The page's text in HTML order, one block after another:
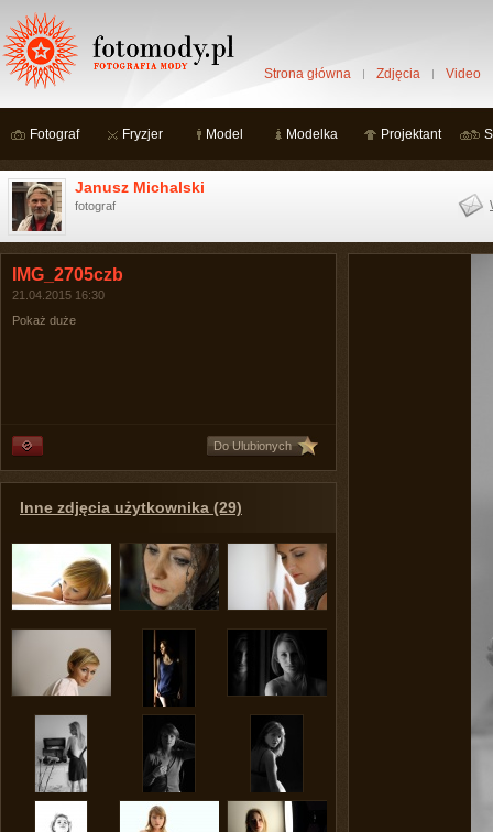
Strona główna Zdjęcia Video
Fotograf Fryzjer Model Modelka Projektant
Janusz Michalski
fotograf
IMG_2705czb
21.04.2015 16:30
Pokaż duże
Do Ulubionych
Inne zdjęcia użytkownika (29)